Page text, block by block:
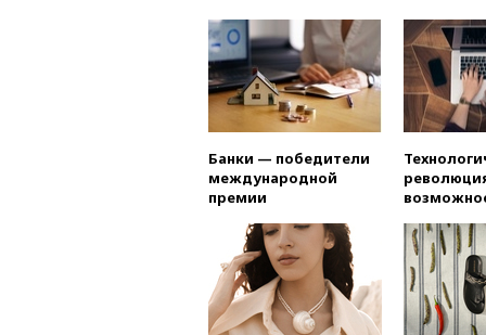
Банки — победители
международной
премии